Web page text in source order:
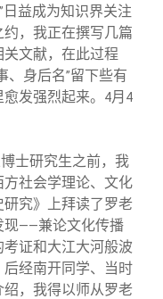
” 日益成为知识界关注
，我正在撰写几篇
文献，在此过程
、身后名”留下些有
发强烈起来。
4月 4
士研究生之前，我
社会学理论、文化
究》上拜读了罗老
现——兼论文化传播
证和大江大河般波
经南开同学、当时
，我得以师从罗老